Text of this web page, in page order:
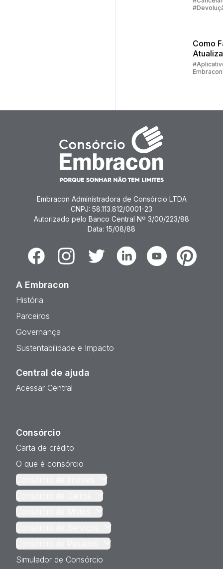
Como
Embracon
Embracon Administradora de Consórcio LTDA
CNPJ: 58.113.812/0001-23
Autorizado pelo Banco Central Nº 3/00/223/88
Data: 15/08/88
FacebookInstagramTwitter LinkedinYoutubePinterest
A Embracon
História
Parceiros
Governança
Sustentabilidade e Impacto
Central de ajuda
Acessar Central
Consórcio
Carta de crédito
O que é consórcio
Consórcio de Imóveis
Consórcio de Carros
Consórcio de Motos
Consórcio de Serviços
Consórcio de Pesados
Simulador de Consórcio